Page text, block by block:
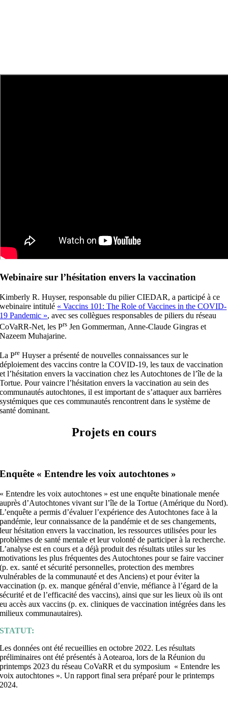
Webinaire surl’hésitation envers la vaccination
Kimberly R. Huyser, responsable du pilier CIEDAR, a participé à ce
webinaire intitulé « Vaccins 101: The Role of Vaccines in the COVID-
19 Pandemic », avec ses collègues responsables de piliers du réseau
CoVaRR-Net, les Prs Jen Gommerman, Anne-Claude Gingras et
Nazeem Muhajarine.
La Pre Huyser a présenté de nouvelles connaissances sur le
déploiement des vaccins contre la COVID-19, les taux de vaccination
et l’hésitation envers la vaccination chez les Autochtones de l’île de la
Tortue. Pour vaincre l’hésitation envers la vaccination au sein des
communautés autochtones, il est important de s’attaquer aux barrières
systémiques que ces communautés rencontrent dans le système de
santé dominant.
Projets en cours
Enquête « Entendre les voix autochtones »
« Entendre les voix autochtones » est une enquête binationale menée
auprès d’Autochtones vivant sur l’île de la Tortue (Amérique du Nord).
L’enquête a permis d’évaluer l’expérience des Autochtones face à la
pandémie, leur connaissance de la pandémie et de ses changements,
leur hésitation envers la vaccination, les ressources utilisées pour les
problèmes de santé mentale et leur volonté de participer à la recherche.
L’analyse est en cours et a déjà produit des résultats utiles sur les
motivations les plus fréquentes des Autochtones pour se faire vacciner
(p. ex. santé et sécurité personnelles, protection des membres
vulnérables de la communauté et des Anciens) et pour éviter la
vaccination (p. ex. manque général d’envie, méfiance à l’égard de la
sécurité et de l’efficacité des vaccins), ainsi que sur les lieux où ils ont
eu accès aux vaccins (p. ex. cliniques de vaccination intégrées dans les
milieux communautaires).
STATUT:
Les données ont été recueillies en octobre 2022. Les résultats
préliminaires ont été présentés à Aotearoa, lors de la Réunion du
printemps 2023 du réseau CoVaRR et du symposium « Entendre les
voix autochtones ». Un rapport final sera préparé pour le printemps
2024.